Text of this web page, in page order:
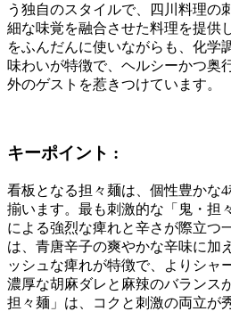
う独自のスタイルで、四川料理の
細な味覚を融合させた料理を提供
をふんだんに使いながらも、化学
味わいが特徴で、ヘルシーかつ奥
外のゲストを惹きつけています。
キーポイント :
看板となる担々麺は、個性豊かな
揃います。最も刺激的な「鬼・担
による強烈な痺れと辛さが際立つ
は、青唐辛子の爽やかな辛味に加
ッシュな痺れが特徴で、よりシャ
濃厚な胡麻ダレと麻辣のバランス
担々麺」は、コクと刺激の両立が